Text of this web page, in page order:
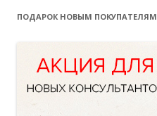
ПОДАРОК НОВЫМ ПОКУПАТЕЛЯМ